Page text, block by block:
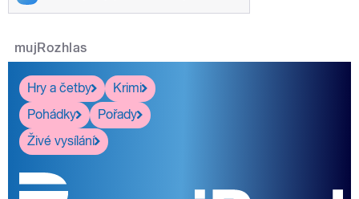
mujRozhlas
Hry a četby
Krimi
Pohádky
Pořady
Živé vysílání